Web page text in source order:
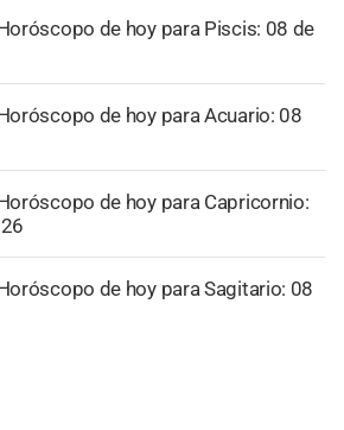
de hoy para Piscis: 08 de
de hoy para Acuario: 08
de hoy para Capricornio:
de hoy para Sagitario: 08